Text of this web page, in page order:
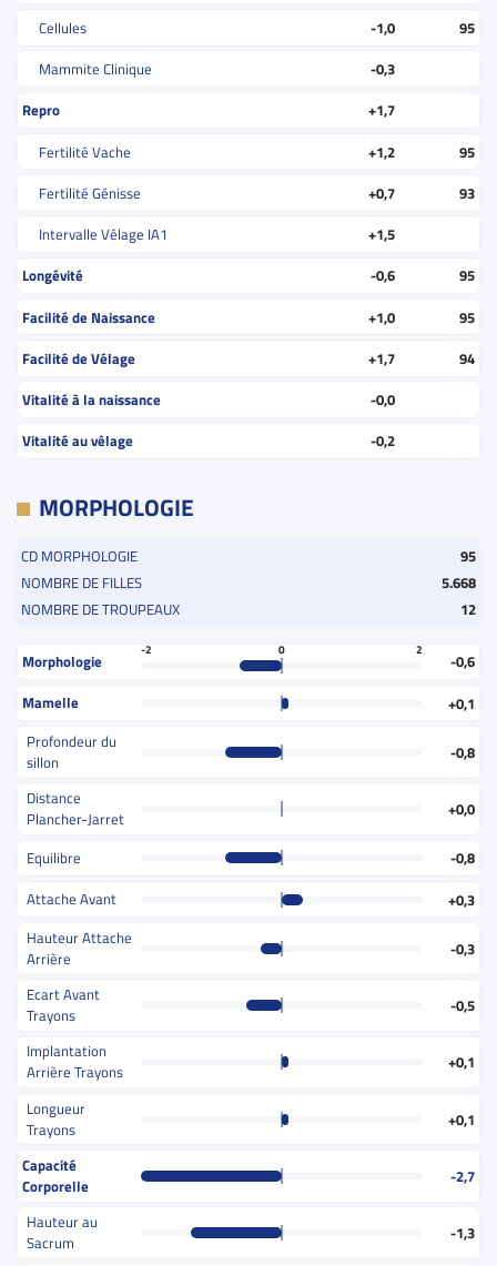
Cellules -1,0
95
Mammite Clinique
-0,3
Repro
+1,7
Fertilité Vache
+1,2
95
Fertilité Génisse
+0,7
93
Intervalle Vêlage IA1
+1,5
Longévité
-0,6
95
Facilité de Naissance
+1,0
95
Facilité de Vélage
+1,7
94
Vitalité à la naissance
-0,0
Vitalité au vêlage
-0,2
MORPHOLOGIE
CD MORPHOLOGIE
95
NOMBRE DE FILLES
5.668
NOMBRE DE TROUPEAUX
12
Morphologie
-2 0 2
-0,6
Mamelle
+0,1
Profondeur du
sillon
-0,8
Distance
Plancher-Jarret
+0,0
Equilibre
-0,8
Attache Avant
+0,3
Hauteur Attache
Arrière
-0,3
Ecart Avant
Trayons
-0,5
Implantation
Arrière Trayons
+0,1
Longueur
Trayons
+0,1
Capacité
Corporelle
-2,7
Hauteur au
Sacrum
-1,3